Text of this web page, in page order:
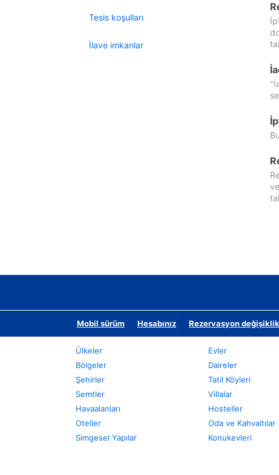
Tesis koşulları
İlave imkanlar
Mobil sürüm Hesabınız Rezervasyon
Ülkeler
Bölgeler
Şehirler
Semtler
Havaalanları
Oteller
Simgesel Yapılar
Evler
Daireler
Tatil Köyleri
Villalar
Hosteller
Oda ve Kahvaltılar
Konukevleri